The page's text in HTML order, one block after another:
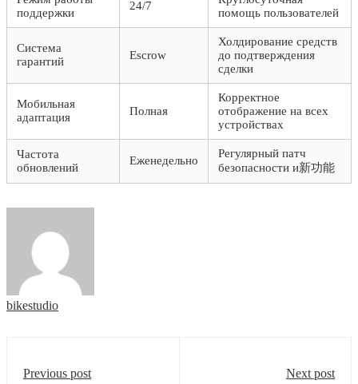
поддержки
24/7
помощь пользователей
Система
гарантий
Escrow
Холдирование средств
до подтверждения
сделки
Мобильная
адаптация
Полная
Корректное
отображение на всех
устройствах
Частота
обновлений
Еженедельно
Регулярный патч
безопасности и新功能
bikestudio
Previous post Next post